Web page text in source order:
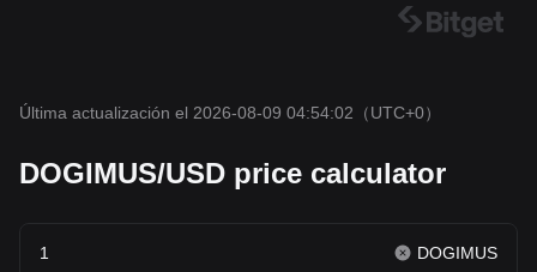
Última actualización el 2026-08-09 04:54:02 （UTC+0）
DOGIMUS/USD price calculator
DOGIMUS